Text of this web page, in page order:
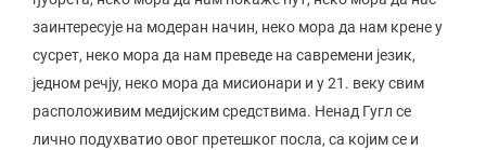
заинтересује на модеран начин, неко мора да нам крене у
сусрет, неко мора да нам преведе на савремени језик,
једном речју, неко мора да мисионари и у 21. веку свим
расположивим медијским средствима. Ненад Гугл се
лично подухватио овог претешког посла, са којим се и